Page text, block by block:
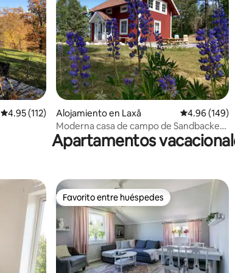
Calificación promedio: 4.95 de 5, 112 reseñas
4.95 (112)
Alojamiento en Laxå Calificación
4.96 (149)
Moderna casa de campo de Sandbacken
en el bosque
Apartamentos
Favorito entre huéspedes
Favorito entre huéspedes